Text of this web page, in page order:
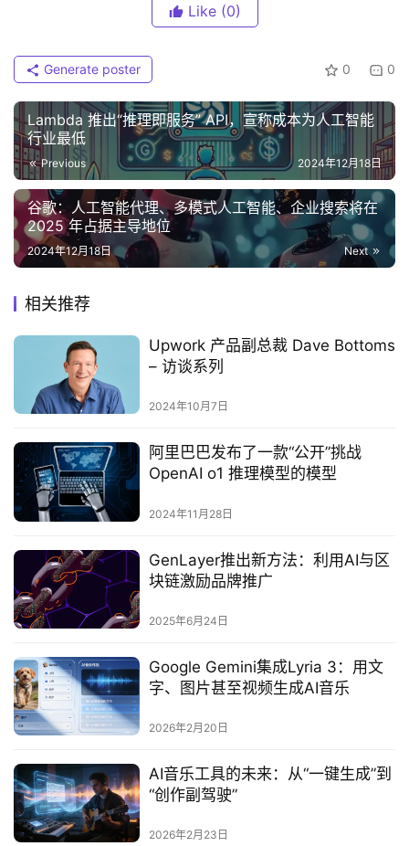
Like (0)
0 0
Generate poster
Lambda 推出“推理即服务” API，宣称成本为人工智能
行业最低
Previous 2024年12月18日
谷歌：人工智能代理、多模式人工智能、企业搜索将在
2025 年占据主导地位
Next
2024年12月18日
相关推荐
Upwork 产品副总裁 Dave Bottoms
– 访谈系列
2024年10月7日
阿里巴巴发布了一款“公开”挑战
OpenAI o1 推理模型的模型
2024年11月28日
GenLayer推出新方法：利用AI与区
块链激励品牌推广‌
2025年6月24日
Google Gemini集成Lyria 3：用文
字、图片甚至视频生成AI音乐
2026年2月20日
AI音乐工具的未来：从“一键生成”到
“创作副驾驶”
2026年2月23日